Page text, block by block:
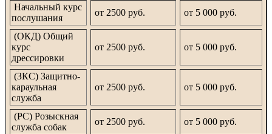
Начальный курс
послушания
от 2500 руб. от 5 000 руб.
(ОКД) Общий
курс
дрессировки
от 2500 руб. от 5 000 руб.
(ЗКС) Защитно-
караульная
служба
от 2500 руб. от 5 000 руб.
(РС) Розыскная
служба собак
от 2500 руб. от 5 000 руб.